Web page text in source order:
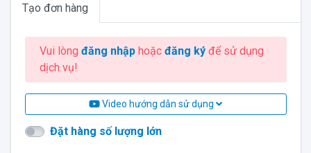
Tạo đơn hàng
Vui lòng đăng nhậphoặc đăng kýđể sử dụng
dịch vụ!
Video hướng dẫn sử dụng
Đặt hàng số lượng lớn